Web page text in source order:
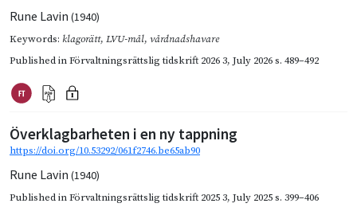
Rune Lavin (1940)
Keywords: klagorätt, LVU-mål, vårdnadshavare
Published inFörvaltningsrättslig tidskrift 2026 3, July 2026s. 489–492
Överklagbarheten i en ny tappning
https://doi.org/10.53292/061f2746.be65ab90
Rune Lavin (1940)
Published inFörvaltningsrättslig tidskrift 2025 3, July 2025s. 399–406